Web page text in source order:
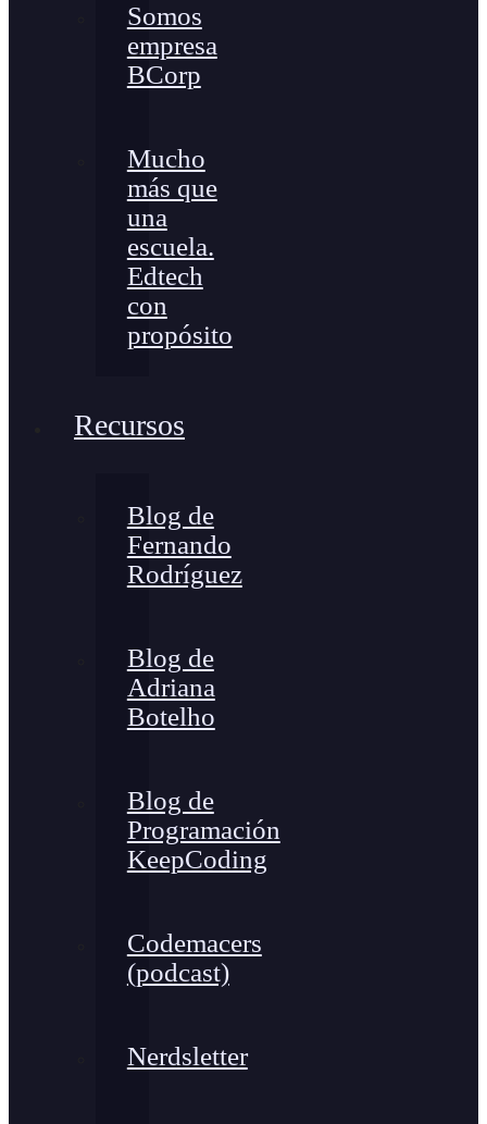
Somos
empresa
BCorp
Mucho
más que
una
escuela.
Edtech
con
propósito
Recursos
Blog de
Fernando
Rodríguez
Blog de
Adriana
Botelho
Blog de
Programación
KeepCoding
Codemacers
(podcast)
Nerdsletter